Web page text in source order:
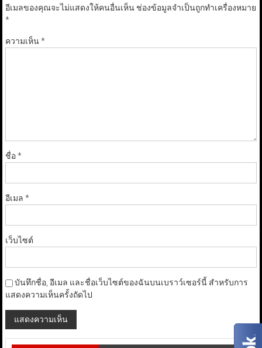
อีเมลของคุณจะไม่แสดงให้คนอื่นเห็น ช่องข้อมูลจำเป็นถูกทำเครื่องหมาย
*
ความเห็น*
ชื่อ*
อีเมล *
เว็บไซต์
บันทึกชื่อ, อีเมล และชื่อเว็บไซต์ของฉันบนเบราว์เซอร์นี้ สำหรับการ
แสดงความเห็นครั้งถัดไป